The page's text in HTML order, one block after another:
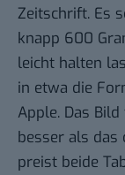
Zeitschrift. Es
knapp 600
leicht halten
in etwa die
Apple. Das
besser als das
preist beide